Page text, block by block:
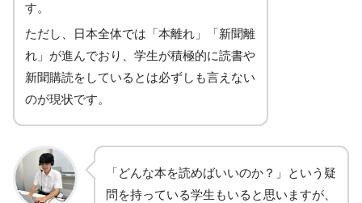
す。
ただし、日本全体では「本離れ」「新聞離
れ」が進んでおり、学生が積極的に読書や
新聞購読をしているとは必ずしも言えない
のが現状です。
「どんな本を読めばいいのか？」という疑
問を持っている学生もいると思いますが、